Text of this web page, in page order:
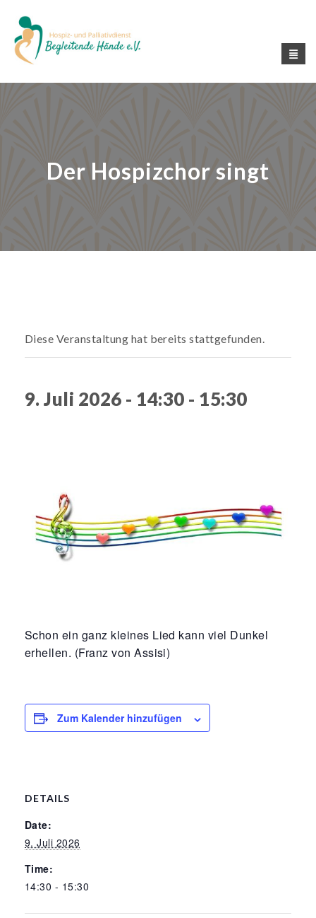
Der Hospizchor singt
Diese Veranstaltung hat bereits stattgefunden.
9. Juli 2026 - 14:30 - 15:30
Schon ein ganz kleines Lied kann viel Dunkel
erhellen. (Franz von Assisi)
Zum Kalender hinzufügen
DETAILS
Date:
9. Juli 2026
Time:
14:30 - 15:30